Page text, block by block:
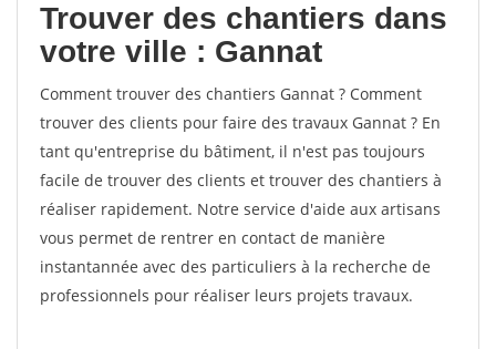
Trouver des chantiers dans
votre ville : Gannat
Comment trouver des chantiers Gannat ? Comment
trouver des clients pour faire des travaux Gannat ? En
tant qu'entreprise du bâtiment, il n'est pas toujours
facile de trouver des clients et trouver des chantiers à
réaliser rapidement. Notre service d'aide aux artisans
vous permet de rentrer en contact de manière
instantannée avec des particuliers à la recherche de
professionnels pour réaliser leurs projets travaux.